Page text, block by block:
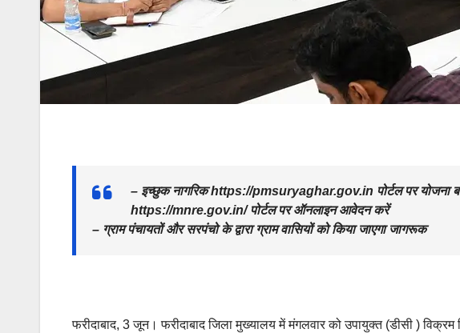
– इच्छुक नागरिक https://pmsuryaghar.gov.in पोर्टल पर योजना
https://mnre.gov.in/ पोर्टल पर ऑनलाइन आवेदन करें
– ग्राम पंचायतों और सरपंचो के द्वारा ग्राम वासियों को किया जाएगा जागरूक
फरीदाबाद, 3 जून। फरीदाबाद जिला मुख्यालय में मंगलवार को उपायुक्त (डीसी ) विक्रम